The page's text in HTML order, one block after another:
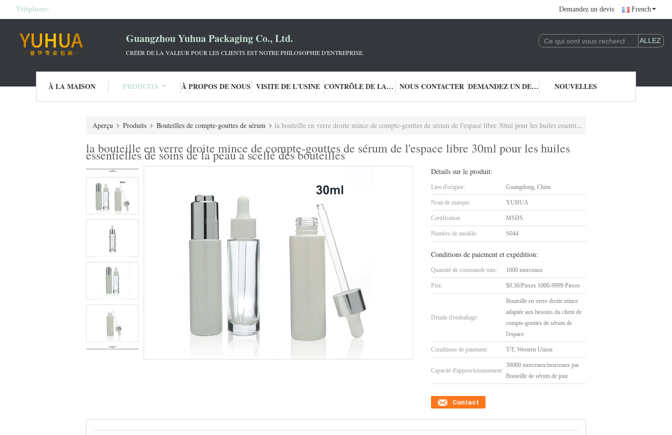
Téléphone: Demandez un devis French
Guangzhou Yuhua Packaging Co., Ltd.
CRÉER DE LA VALEUR POUR LES CLIENTS EST NOTRE PHILOSOPHIE D'ENTREPRISE.
À LA MAISON PRODUITS À PROPOS DE NOUS VISITE DE L'USINE CONTRÔLE DE LA QUALITÉ NOUS CONTACTER DEMANDEZ UN DEVIS NOUVELLES
Aperçu Produits Bouteilles de compte-gouttes de sérum la bouteille en verre droite mince de compte-gouttes de sérum de l'espace libre 30ml pour les huiles essentielles de soins de la peau a scellé des bouteilles
la bouteille en verre droite mince de compte-gouttes de sérum de l'espace libre 30ml pour les huiles
essentielles de soins de la peau a scellé des bouteilles
Détails sur le produit:
Lieu d'origine: Guangdong, Chine
Nom de marque: YUHUA
Certification: MSDS
Numéro de modèle: S044
Conditions de paiement et expédition:
Quantité de commande min: 1000 morceaux
Prix: $0.30/Pieces 1000-9999 Pieces
Détails d'emballage:
Bouteille en verre droite mince
adaptée aux besoins du client de
compte-gouttes de sérum de
l'espace
Conditions de paiement: T/T, Western Union
Capacité d'approvisionnement:
30000 morceaux/morceaux par
Bouteille de sérum de jour
Contact